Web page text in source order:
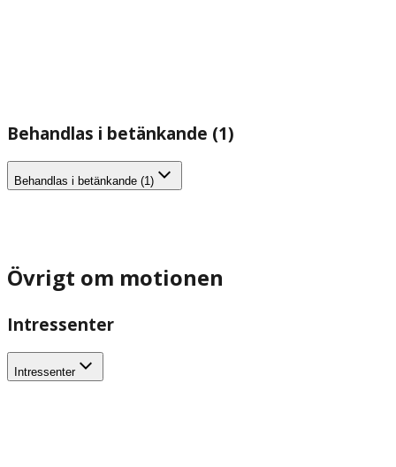
Behandlas i betänkande (1)
Behandlas i betänkande (1)
Övrigt om motionen
Intressenter
Intressenter